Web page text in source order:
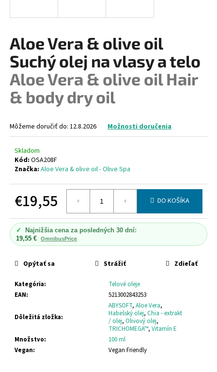
Aloe Vera & olive oil
Suchý olej na vlasy a telo
Aloe Vera & olive oil Hair
& body dry oil
Môžeme doručiť do: 12.8.2026 Možnosti doručenia
Skladom
Kód: OSA208F
Značka: Aloe Vera & olive oil - Olive Spa
€19,55
cena:
DO KOŠÍKA
✓
Najnižšia cena za posledných 30 dní:
19,55 €
OmnibusPrice
Kategória:
Telové oleje
EAN: 5213002843253
Dôležitá zložka:
ABYSOFT, Aloe Vera,
Habešský olej, Chia - extrakt
/ olej, Olivový olej,
TRICHOMEGA™, Vitamín E
Množstvo:
100 ml
Vegan: Vegan Friendly
Opýtať sa Strážiť Zdieľať
s
ť
?
O
d
o
č
a
m
SPIRULINA
OLIVE
SUCHÝ
OLEJ
VLASY
TELO